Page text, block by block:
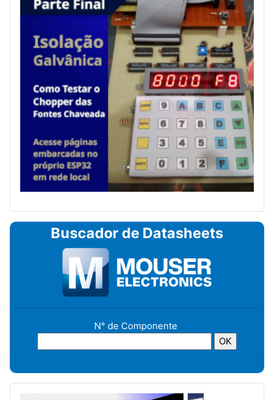
Buscador de Datasheets
N° de Componente